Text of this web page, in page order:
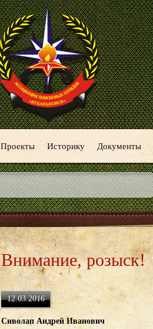
Проекты Историку Документы
Внимание, розыск!
12.03.2016
Сиволап Андрей Иванович